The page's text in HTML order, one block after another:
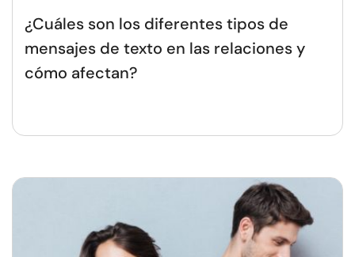
¿Cuáles son los diferentes tipos de
mensajes de texto en las relaciones y
cómo afectan?